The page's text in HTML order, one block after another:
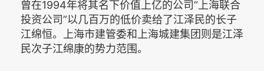
曾在1994年将其名下价值上亿的公司“上海联合
投资公司”以几百万的低价卖给了江泽民的长子
江绵恒。上海市建管委和上海城建集团则是江泽
民次子江绵康的势力范围。